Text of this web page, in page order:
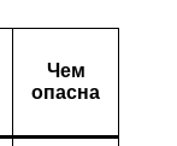
Чем
опасна